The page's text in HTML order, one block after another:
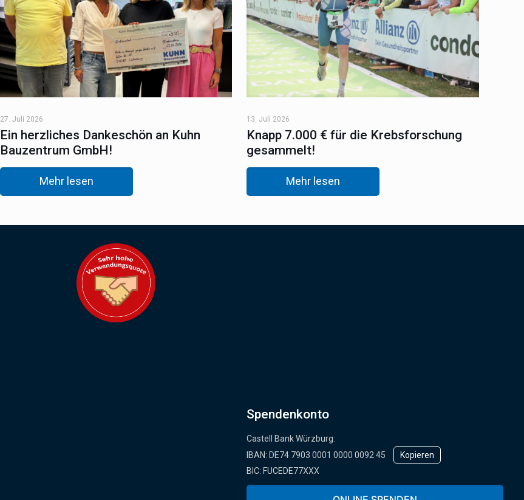
27. Juli 2026
Ein herzliches Dankeschön an Kuhn
Bauzentrum GmbH!
Mehr lesen
13. Juli 2026
Knapp 7.000 € für die Krebsforschung
gesammelt!
Mehr lesen
Spendenkonto
Castell Bank Würzburg:
IBAN: ­DE74 7903 0001 0000 0092 45
Kopieren
BIC: FUCEDE77XXX
Oder online über unser Spendenformular: